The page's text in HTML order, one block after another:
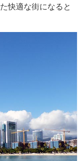
快適な街になると